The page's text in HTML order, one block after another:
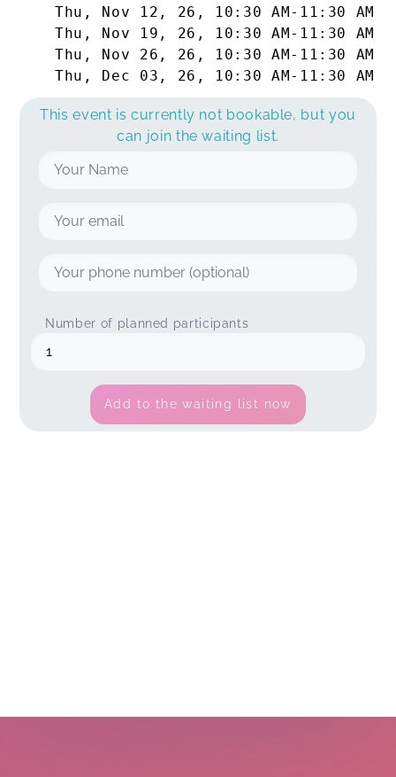
Thu, Nov 12, 26 , 10:30 AM- 11:30 AM
Thu, Nov 19, 26 , 10:30 AM- 11:30 AM
Thu, Nov 26, 26 , 10:30 AM- 11:30 AM
Thu, Dec 03, 26 , 10:30 AM- 11:30 AM
This event is currently not bookable, but you
can join the waiting list.
Number of planned participants
Add to the waiting list now